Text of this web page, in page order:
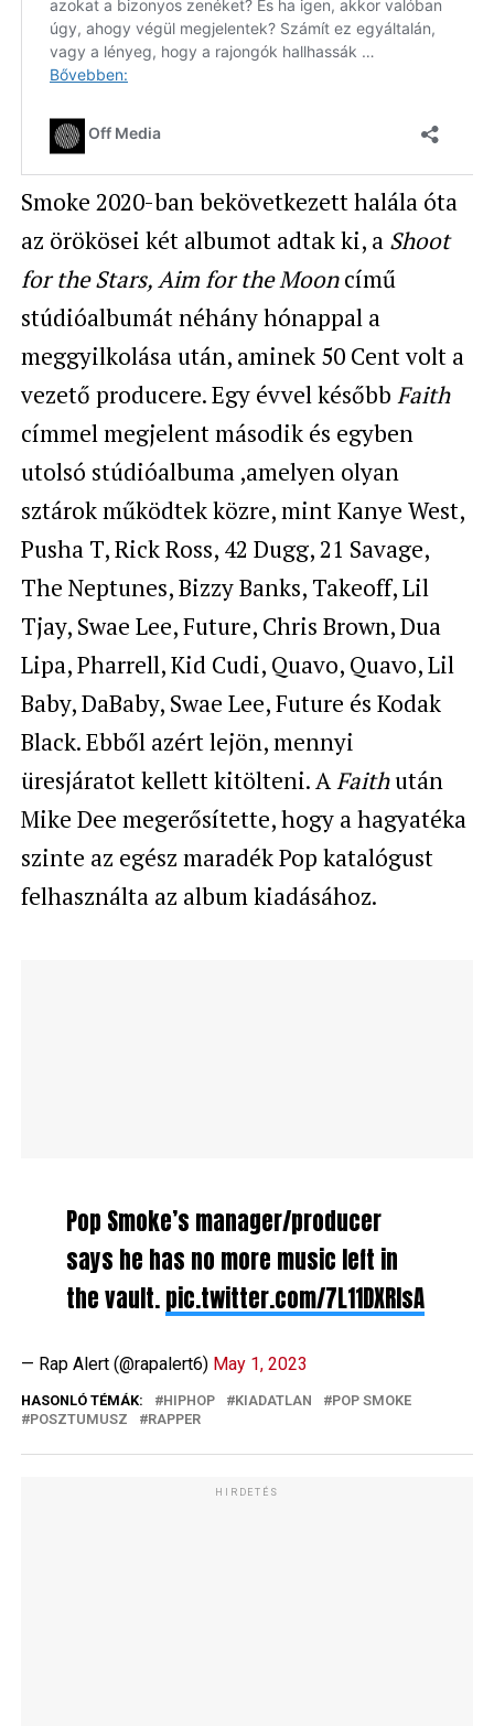
Smoke 2020-ban bekövetkezett halála óta
az örökösei két albumot adtak ki, a Shoot
for the Stars, Aim for the Mooncímű
stúdióalbumát néhány hónappal a
meggyilkolása után, aminek 50 Cent volt a
vezető producere. Egy évvel később Faith
címmel megjelent második és egyben
utolsó stúdióalbuma ,amelyen olyan
sztárok működtek közre, mint Kanye West,
Pusha T, Rick Ross, 42 Dugg, 21 Savage,
The Neptunes, Bizzy Banks, Takeoff, Lil
Tjay, Swae Lee, Future, Chris Brown, Dua
Lipa, Pharrell, Kid Cudi, Quavo, Quavo, Lil
Baby, DaBaby, Swae Lee, Future és Kodak
Black. Ebből azért lejön, mennyi
üresjáratot kellett kitölteni. A Faithután
Mike Dee megerősítette, hogy a hagyatéka
szinte az egész maradék Pop katalógust
felhasználta az album kiadásához.
Pop Smoke’s manager/producer
says he has no more music left in
the vault.pic.twitter.com/7L11DXRIsA
— Rap Alert (@rapalert6) May 1, 2023
HASONLÓ TÉMÁK: HIPHOP KIADATLAN
POP SMOKE
POSZTUMUSZ
RAPPER
HIRDETÉS